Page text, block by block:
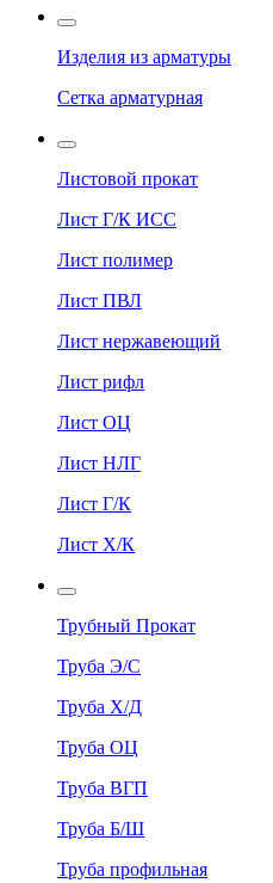
Изделия из арматуры
Сетка арматурная
Листовой прокат
Лист Г/К ИСС
Лист полимер
Лист ПВЛ
Лист нержавеющий
Лист рифл
Лист ОЦ
Лист НЛГ
Лист Г/К
Лист Х/К
Трубный Прокат
Труба Э/С
Труба Х/Д
Труба ОЦ
Труба ВГП
Труба Б/Ш
Труба профильная